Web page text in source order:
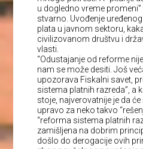
u dogledno vreme
stvarno. Uvođenje
plata u javnom sektoru,
civilizovanom društvu i
vlasti.
“Odustajanje od reforme
nam se može desiti. Još
upozorava Fiskalni savet,
sistema platnih razreda”, a
stoje, najverovatnije je da će
upravo za neko takvo
“reforma sistema platnih
zamišljena na dobrim
došlo do derogacije ovih